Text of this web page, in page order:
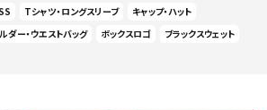
Tシャツ・ロングスリーブ
キャップ・ハット
ダー・ウエストバッグ ボックスロゴ ブラックスウェット